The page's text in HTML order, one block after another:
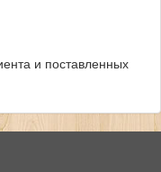
и поставленных